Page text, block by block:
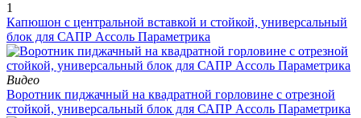
1
Капюшон с центральной вставкой и стойкой, универсальный
блок для САПР Ассоль Параметрика
Видео
Воротник пиджачный на квадратной горловине с отрезной
стойкой, универсальный блок для САПР Ассоль Параметрика